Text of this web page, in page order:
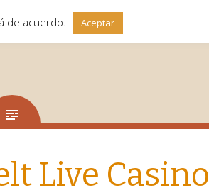
Live Casino
de acuerdo. Aceptar